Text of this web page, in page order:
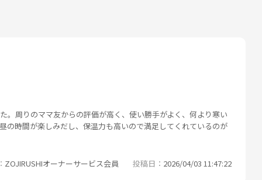
。周りのママ友からの評価が高く、使い勝手がよく、何より寒い
の時間が楽しみだし、保温力も高いので満足してくれているのが
ZOJIRUSHIオーナーサービス会員 投稿日 2026/04/03 11:47:22